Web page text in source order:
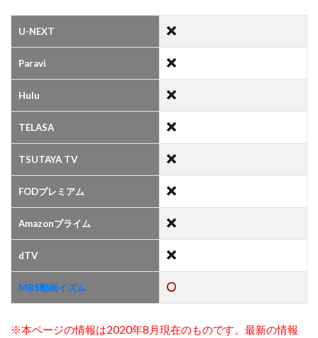
U-NEXT
Paravi
Hulu
TELASA
TSUTAYA TV
FODプレミアム
Amazonプライム
dTV
MBS動画イズム
※本ページの情報は2020年8月現在のものです。最新の情報